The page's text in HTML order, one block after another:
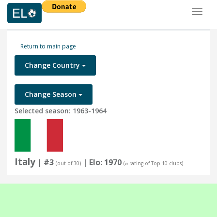
Return to main page
Change Country
Change Season
Selected season: 1963-1964
Italy | #3 (out of 30) | Elo: 1970 (⌀ rating of Top 10 clubs)